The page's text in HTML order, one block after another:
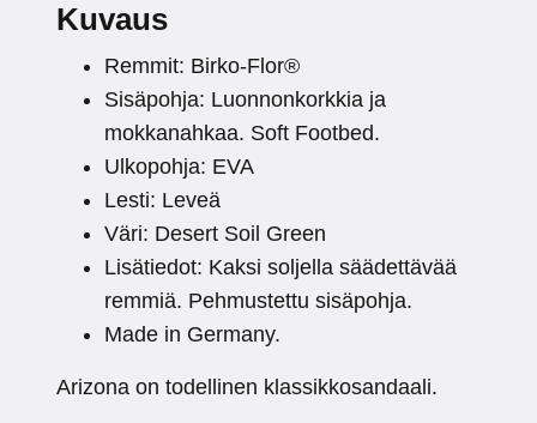
Kuvaus
Remmit: Birko-Flor®
Sisäpohja: Luonnonkorkkia ja
mokkanahkaa. Soft Footbed.
Ulkopohja: EVA
Lesti: Leveä
Väri: Desert Soil Green
Lisätiedot: Kaksi soljella säädettävää
remmiä. Pehmustettu sisäpohja.
Made in Germany.
Arizona on todellinen klassikkosandaali.